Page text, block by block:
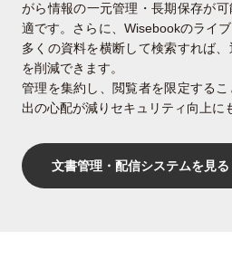
がら情報の一元管理・長期保存が
適です。さらに、Wisebookのライ
多くの資料を横断して検索すれば
を削減できます。
管理を集約し、閲覧者を限定する
出の心配が減りセキュリティ向上に
文書管理・配信システムを見る